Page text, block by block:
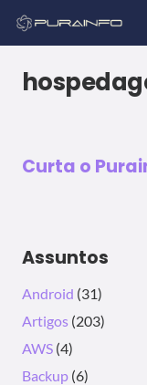
ARTIGOS
Curta o
Assuntos
Android (31)
Artigos (203)
AWS (4)
Backup (6)